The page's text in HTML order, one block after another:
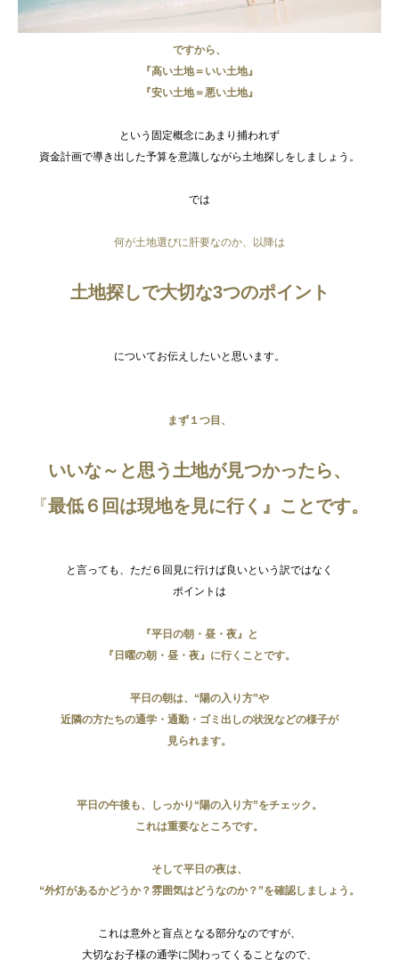
ですから、
『高い土地＝いい土地』
『安い土地＝悪い土地』
という固定概念にあまり捕われず
資金計画で導き出した予算を意識しながら土地探しをしましょう。
では
何が土地選びに肝要なのか、以降は
土地探しで大切な3つのポイント
についてお伝えしたいと思います。
まず１つ目、
いいな～と思う土地が見つかったら、
『最低６回は現地を見に行く』ことです。
と言っても、ただ６回見に行けば良いという訳ではなく
ポイントは
『平日の朝・昼・夜』と
『日曜の朝・昼・夜』に行くことです。
平日の朝は、“陽の入り方”や
近隣の方たちの通学・通勤・ゴミ出しの状況などの様子が
見られます。
平日の午後も、しっかり“陽の入り方”をチェック。
これは重要なところです。
そして平日の夜は、
“外灯があるかどうか？雰囲気はどうなのか？”を確認しましょう。
これは意外と盲点となる部分なのですが、
大切なお子様の通学に関わってくることなので、